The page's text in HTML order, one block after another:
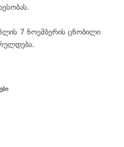
7 ნოემბერის ცნობილი